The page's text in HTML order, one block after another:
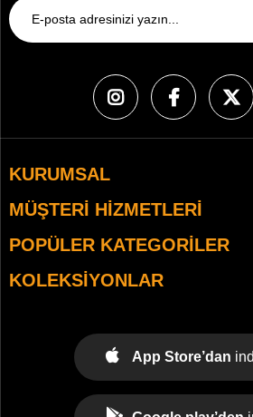
KURUMSAL
MÜŞTERI HIZMETLERI
POPÜLER KATEGORILER
KOLEKSIYONLAR
App Store’dan